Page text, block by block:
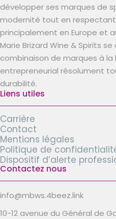
développer ses marques de
modernité tout en
principalement en Europe et
Marie Brizard Wine & Spirits
combinaison de marques à
entrepreneurial résolument
durabilité.
Liens utiles
Carrière
Contact
Mentions légales
Politique de
Dispositif d’alerte
Contactez nous
info@mbws.4beez.link
10-12 avenue du Général de